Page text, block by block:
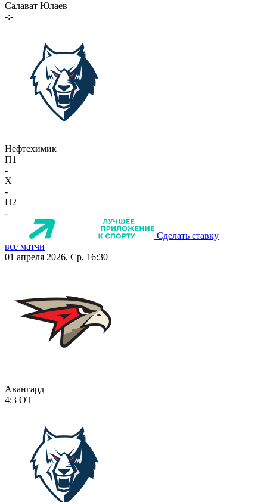
Салават Юлаев
-:-
Нефтехимик
П1
-
X
-
П2
-
Сделать ставку
все матчи
01 апреля 2026, Ср, 16:30
Авангард
4:3 ОТ